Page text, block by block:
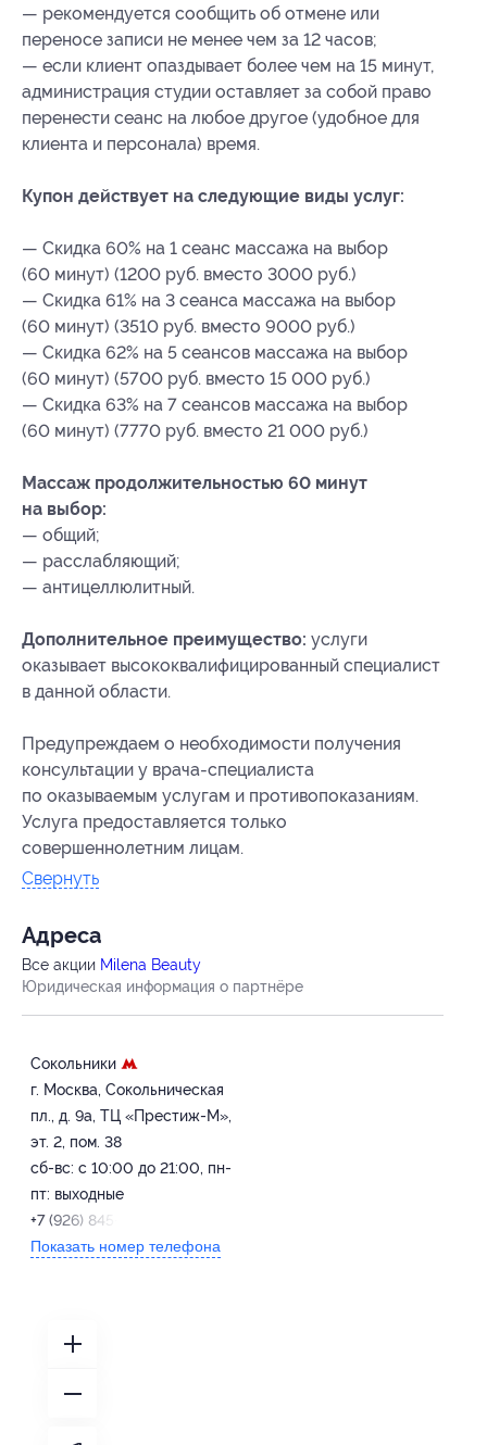
— рекомендуется сообщить об отмене или
переносе записи не менее чем за 12 часов;
— если клиент опаздывает более чем на 15 минут,
администрация студии оставляет за собой право
перенести сеанс на любое другое (удобное для
клиента и персонала) время.
Купон действует на следующие виды услуг:
— Скидка 60% на 1 сеанс массажа на выбор
(60 минут) (1200 руб. вместо 3000 руб.)
— Скидка 61% на 3 сеанса массажа на выбор
(60 минут) (3510 руб. вместо 9000 руб.)
— Скидка 62% на 5 сеансов массажа на выбор
(60 минут) (5700 руб. вместо 15 000 руб.)
— Скидка 63% на 7 сеансов массажа на выбор
(60 минут) (7770 руб. вместо 21 000 руб.)
Массаж продолжительностью 60 минут
на выбор:
— общий;
— расслабляющий;
— антицеллюлитный.
Дополнительное преимущество: услуги
оказывает высококвалифицированный специалист
в данной области.
Предупреждаем о необходимости получения
консультации у врача-специалиста
по оказываемым услугам и противопоказаниям.
Услуга предоставляется только
совершеннолетним лицам.
Свернуть
Адресa
Все акции Milena Beauty
Юридическая информация о партнёре
Сокольники
г. Москва, Сокольническая
пл., д. 9а, ТЦ «Престиж-М»,
эт. 2, пом. 38
сб-вс: с 10:00 до 21:00, пн-
пт: выходные
+7 (926) 845-63-04
Показать номер телефона